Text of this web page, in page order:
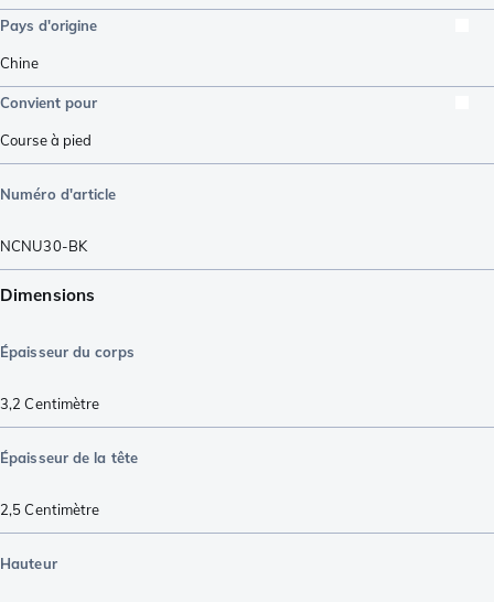
Pays d'origine
Chine
Convient pour
Course à pied
Numéro d'article
NCNU30-BK
Dimensions
Épaisseur du corps
3,2 Centimètre
Épaisseur de la tête
2,5Centimètre
Hauteur